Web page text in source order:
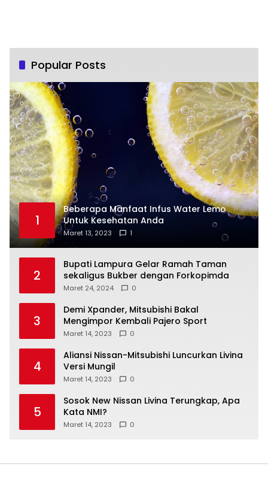
Popular Posts
1
Beberapa Manfaat Infus Water Lemo
Untuk Kesehatan Anda
Maret 13, 2023 1
2
Bupati Lampura Gelar Ramah Taman
sekaligus Bukber dengan Forkopimda
Maret 24, 2024 0
3
Demi Xpander, Mitsubishi Bakal
Mengimpor Kembali Pajero Sport
Maret 14, 2023 0
4
Aliansi Nissan-Mitsubishi Luncurkan Livina
Versi Mungil
Maret 14, 2023 0
5
Sosok New Nissan Livina Terungkap, Apa
Kata NMI?
Maret 14, 2023 0